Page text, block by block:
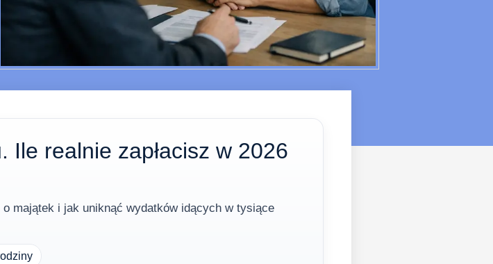
Ile realnie zapłacisz w 2026
majątek i jak uniknąć wydatków idących w tysiące